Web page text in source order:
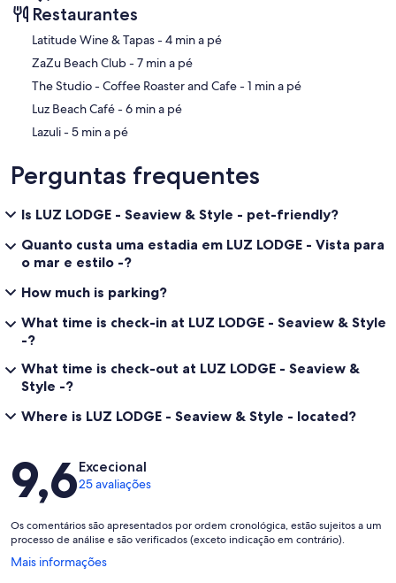
Restaurantes
‪Latitude Wine & Tapas - ‬4 min a pé
‪ZaZu Beach Club - ‬7 min a pé
‪The Studio - Coffee Roaster and Cafe - ‬1 min a pé
‪Luz Beach Café - ‬6 min a pé
‪Lazuli - ‬5 min a pé
Perguntas frequentes
Is LUZ LODGE - Seaview & Style - pet-friendly?
Quanto custa uma estadia em LUZ LODGE - Vista para
o mar e estilo -?
How much is parking?
What time is check-in at LUZ LODGE - Seaview & Style
-?
What time is check-out at LUZ LODGE - Seaview &
Style -?
Where is LUZ LODGE - Seaview & Style - located?
Avaliações
9,6Excecional
25 avaliações
Os comentários são apresentados por ordem cronológica, estão sujeitos a um
processo de análise e são verificados (exceto indicação em contrário).
Mais informações
Abre